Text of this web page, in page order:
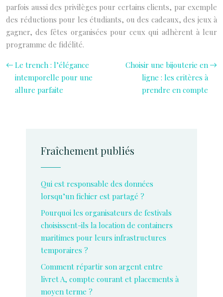
parfois aussi des privilèges pour certains clients, par exemple
des réductions pour les étudiants, ou des cadeaux, des jeux à
gagner, des fêtes organisées pour ceux qui adhèrent à leur
programme de fidélité.
Le trench : l’élégance
intemporelle pour une
allure parfaite
Choisir une bijouterie en
ligne : les critères à
prendre en compte
Fraîchement publiés
Qui est responsable des données
lorsqu’un fichier est partagé ?
Pourquoi les organisateurs de festivals
choisissent-ils la location de containers
maritimes pour leurs infrastructures
temporaires ?
Comment répartir son argent entre
livret A, compte courant et placements à
moyen terme ?